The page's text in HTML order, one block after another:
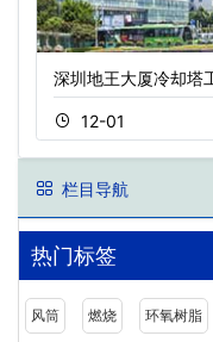
深圳地王大厦冷却塔
12-01
栏目导航
热门标签
风筒 燃烧 环氧树脂